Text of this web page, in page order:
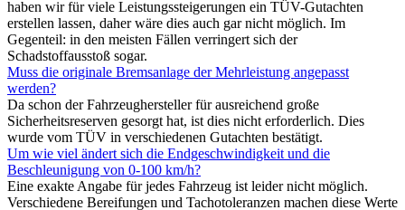
haben wir für viele Leistungssteigerungen ein TÜV-Gutachten
erstellen lassen, daher wäre dies auch gar nicht möglich. Im
Gegenteil: in den meisten Fällen verringert sich der
Schadstoffausstoß sogar.
Muss die originale Bremsanlage der Mehrleistung angepasst
werden?
Da schon der Fahrzeughersteller für ausreichend große
Sicherheitsreserven gesorgt hat, ist dies nicht erforderlich. Dies
wurde vom TÜV in verschiedenen Gutachten bestätigt.
Um wie viel ändert sich die Endgeschwindigkeit und die
Beschleunigung von 0-100 km/h?
Eine exakte Angabe für jedes Fahrzeug ist leider nicht möglich.
Verschiedene Bereifungen und Tachotoleranzen machen diese Werte